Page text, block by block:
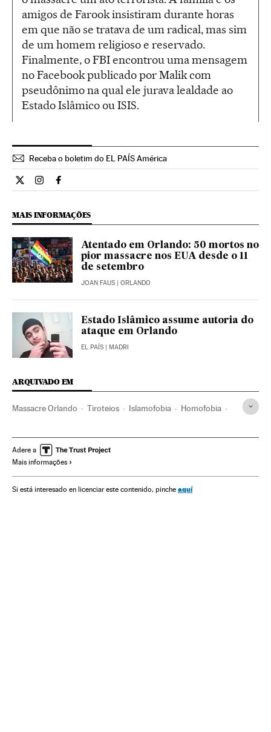
amigos de Farook insistiram durante horas
em que não se tratava de um radical, mas sim
de um homem religioso e reservado.
Finalmente, o FBI encontrou uma mensagem
no Facebook publicado por Malik com
pseudônimo na qual ele jurava lealdade ao
Estado Islâmico ou ISIS.
Receba o boletim do EL PAÍS América
Internacional El País Brasil en Twitter
Internacional El País Brasil en Instagram
Internacional El País Brasil en Facebook
MAIS INFORMAÇÕES
Atentado em Orlando: 50 mortos no
pior massacre nos EUA desde o 11
de setembro
JOAN FAUS | ORLANDO
Estado Islâmico assume autoria do
ataque em Orlando
EL PAÍS | MADRI
ARQUIVADO EM
Massacre Orlando Tiroteios Islamofobia Homofobia
Controle armas LGTBI Flórida
Homossexualidade
Estados Unidos FBI Assassinatos América do Norte
Adere a
Mais informações
Si está interesado en licenciar este contenido, pinche aquí